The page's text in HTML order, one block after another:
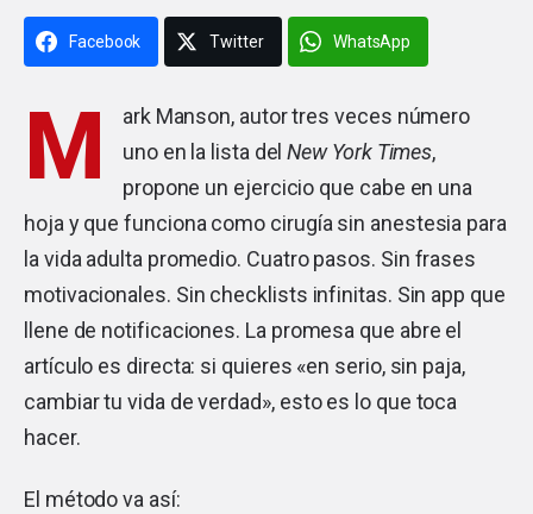
Facebook Twitter WhatsApp
M
ark Manson, autor tres veces número
uno en la lista delNew York Times,
propone un ejercicio que cabe en una
hoja y que funciona como cirugía sin anestesia para
la vida adulta promedio. Cuatro pasos. Sin frases
motivacionales. Sin checklists infinitas. Sin app que
llene de notificaciones. La promesa que abre el
artículo es directa: si quieres «en serio, sin paja,
cambiar tu vida de verdad», esto es lo que toca
hacer.
El método va así: